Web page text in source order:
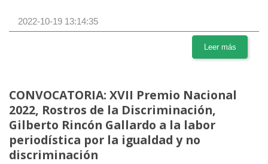
2022-10-19 13:14:35
Leer más
CONVOCATORIA: XVII Premio Nacional
2022, Rostros de la Discriminación,
Gilberto Rincón Gallardo a la labor
periodística por la igualdad y no
discriminación